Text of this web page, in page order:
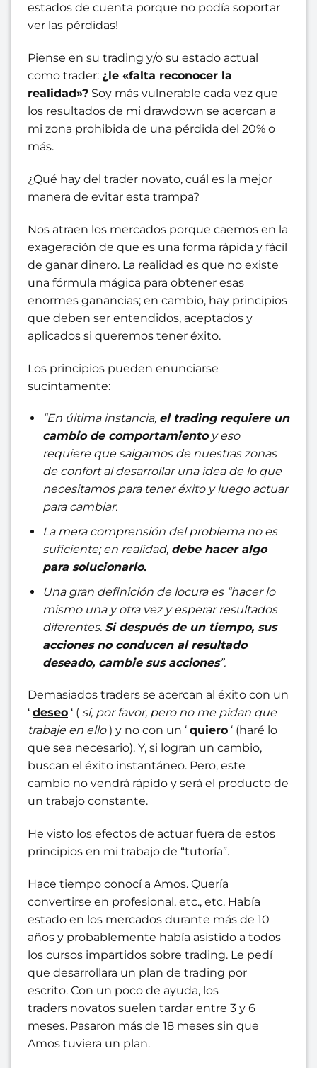
estados de cuenta porque no podía soportar
ver las pérdidas!
Piense en su trading y/o su estado actual
como trader: ¿le «falta reconocer la
realidad»? Soy más vulnerable cada vez que
los resultados de mi drawdown se acercan a
mi zona prohibida de una pérdida del 20% o
más.
¿Qué hay del trader novato, cuál es la mejor
manera de evitar esta trampa?
Nos atraen los mercados porque caemos en la
exageración de que es una forma rápida y fácil
de ganar dinero. La realidad es que no existe
una fórmula mágica para obtener esas
enormes ganancias; en cambio, hay principios
que deben ser entendidos, aceptados y
aplicados si queremos tener éxito.
Los principios pueden enunciarse
sucintamente:
“En última instancia, el trading requiere un
cambio de comportamientoy eso
requiere que salgamos de nuestras zonas
de confort al desarrollar una idea de lo que
necesitamos para tener éxito y luego actuar
para cambiar.
La mera comprensión del problema no es
suficiente; en realidad, debe hacer algo
para solucionarlo.
Una gran definición de locura es “hacer lo
mismo una y otra vez y esperar resultados
diferentes. Si después de un tiempo, sus
acciones no conducen al resultado
deseado, cambie sus acciones”.
Demasiados traders se acercan al éxito con un
‘ deseo ‘ ( sí, por favor, pero no me pidan que
trabaje en ello) y no con un ‘ quiero ‘ (haré lo
que sea necesario). Y, si logran un cambio,
buscan el éxito instantáneo. Pero, este
cambio no vendrá rápido y será el producto de
un trabajo constante.
He visto los efectos de actuar fuera de estos
principios en mi trabajo de “tutoría”.
Hace tiempo conocí a Amos. Quería
convertirse en profesional, etc., etc. Había
estado en los mercados durante más de 10
años y probablemente había asistido a todos
los cursos impartidos sobre trading. Le pedí
que desarrollara un plan de trading por
escrito. Con un poco de ayuda, los
traders novatos suelen tardar entre 3 y 6
meses. Pasaron más de 18 meses sin que
Amos tuviera un plan.